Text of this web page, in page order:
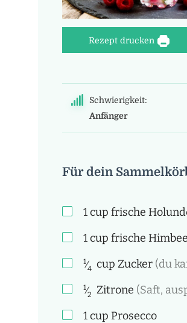
Rezept drucken
Schwierigkeit:
Anfänger
Für dein
1cup frische
1cup frische
1⁄4 cup Zucker (du
1⁄2 Zitrone (Saft,
1cup Prosecco